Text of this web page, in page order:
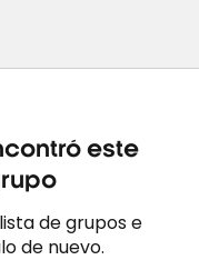
este
de grupos e
de nuevo.